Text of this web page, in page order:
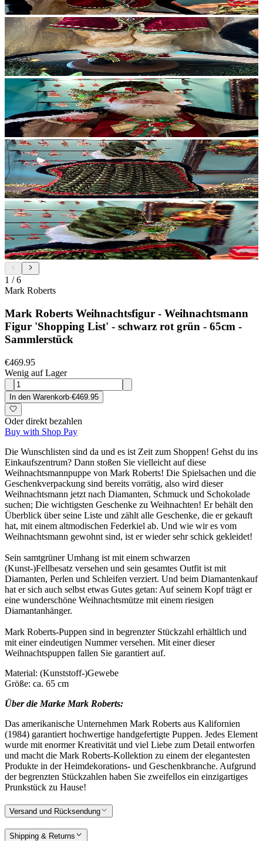
1 /6
Mark Roberts
Mark Roberts Weihnachtsfigur - Weihnachtsmann
Figur 'Shopping List' - schwarz rot grün - 65cm -
Sammlerstück
€469.95
Wenig auf Lager
In den Warenkorb·€469.95
Oder direkt bezahlen
Buy with Shop Pay
Die Wunschlisten sind da und es ist Zeit zum Shoppen! Gehst du ins
Einkaufszentrum? Dann stoßen Sie vielleicht auf diese
Weihnachtsmannpuppe von Mark Roberts! Die Spielsachen und die
Geschenkverpackung sind bereits vorrätig, also wird dieser
Weihnachtsmann jetzt nach Diamanten, Schmuck und Schokolade
suchen; Die wichtigsten Geschenke zu Weihnachten! Er behält den
Überblick über seine Liste und zählt alle Geschenke, die er gekauft
hat, mit einem altmodischen Federkiel ab. Und wie wir es vom
Weihnachtsmann gewohnt sind, ist er wieder sehr schick gekleidet!
Sein samtgrüner Umhang ist mit einem schwarzen
(Kunst-)Fellbesatz versehen und sein gesamtes Outfit ist mit
Diamanten, Perlen und Schleifen verziert. Und beim Diamantenkauf
hat er sich auch selbst etwas Gutes getan: Auf seinem Kopf trägt er
eine wunderschöne Weihnachtsmütze mit einem riesigen
Diamantanhänger.
Mark Roberts-Puppen sind in begrenzter Stückzahl erhältlich und
mit einer eindeutigen Nummer versehen. Mit einer dieser
Weihnachtspuppen fallen Sie garantiert auf.
Material: (Kunststoff-)Gewebe
Größe: ca. 65 cm
Über die Marke Mark Roberts:
Das amerikanische Unternehmen Mark Roberts aus Kalifornien
(1984) garantiert hochwertige handgefertigte Puppen. Jedes Element
wurde mit enormer Kreativität und viel Liebe zum Detail entworfen
und macht die Mark Roberts-Kollektion zu einem der elegantesten
Produkte in der Heimdekorations- und Geschenkbranche. Aufgrund
der begrenzten Stückzahlen haben Sie zweifellos ein einzigartiges
Prunkstück zu Hause!
Versand und Rücksendung
Shipping & Returns